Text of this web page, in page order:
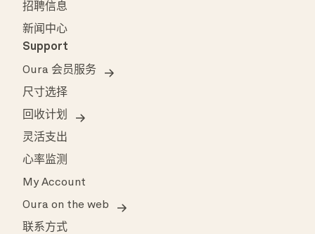
招聘信息
新闻中心
Support
Oura 会员服务
尺寸选择
回收计划
灵活支出
心率监测
My Account
Oura on the web
联系方式